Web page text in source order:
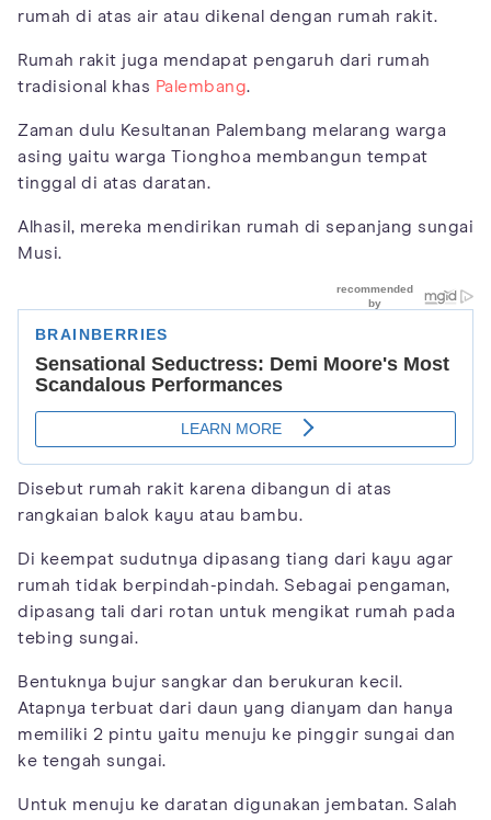
rumah di atas air atau dikenal dengan rumah rakit.
Rumah rakit juga mendapat pengaruh dari rumah
tradisional khas Palembang.
Zaman dulu Kesultanan Palembang melarang warga
asing yaitu warga Tionghoa membangun tempat
tinggal di atas daratan.
Alhasil, mereka mendirikan rumah di sepanjang sungai
Musi.
Disebut rumah rakit karena dibangun di atas
rangkaian balok kayu atau bambu.
Di keempat sudutnya dipasang tiang dari kayu agar
rumah tidak berpindah-pindah. Sebagai pengaman,
dipasang tali dari rotan untuk mengikat rumah pada
tebing sungai.
Bentuknya bujur sangkar dan berukuran kecil.
Atapnya terbuat dari daun yang dianyam dan hanya
memiliki 2 pintu yaitu menuju ke pinggir sungai dan
ke tengah sungai.
Untuk menuju ke daratan digunakan jembatan. Salah